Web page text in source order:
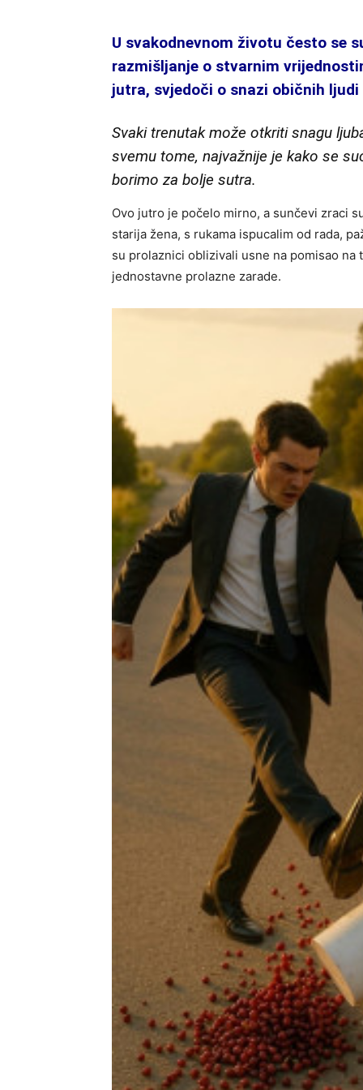
U svakodnevnom životu često se
razmišljanje o stvarnim
jutra, svjedoči o snazi običnih
Svaki trenutak može otkriti snagu
svemu tome, najvažnije je kako se
borimo za bolje sutra.
Ovo jutro je počelo mirno, a sunčevi zraci
starija žena, s rukama ispucalim od rada,
su prolaznici oblizivali usne na pomisao
jednostavne prolazne zarade.